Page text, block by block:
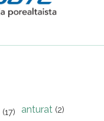
(17) anturat (2)